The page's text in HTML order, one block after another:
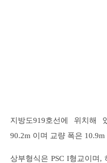
지방도919호선에 위치해
90.2m 이며 교량 폭은 10.9m
상부형식은 PSC I형교이며,